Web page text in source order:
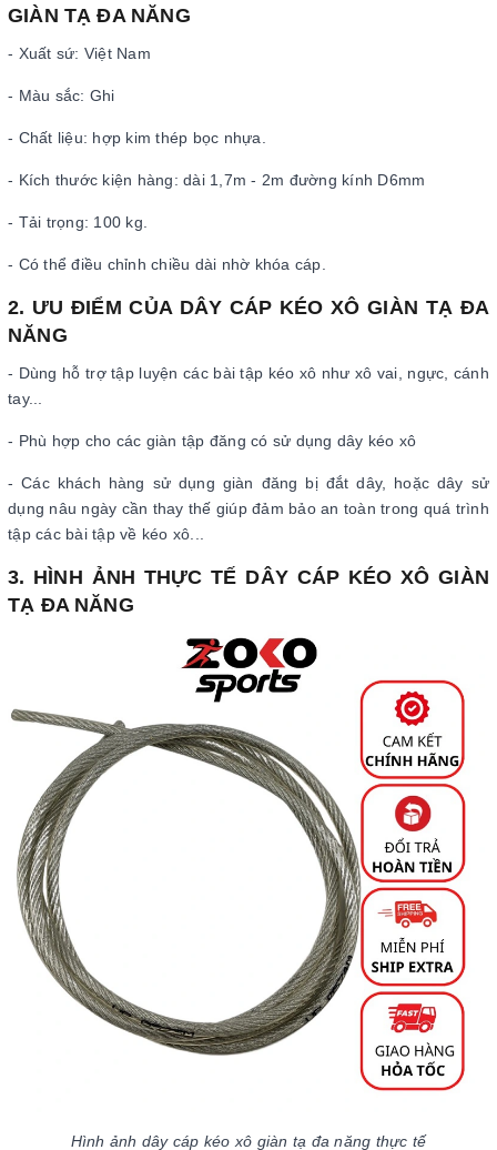
GIÀN TẠ ĐA NĂNG
- Xuất sứ: Việt Nam
- Màu sắc: Ghi
- Chất liệu: hợp kim thép bọc nhựa.
- Kích thước kiện hàng: dài 1,7m - 2m đường kính D6mm
- Tải trọng: 100 kg.
- Có thể điều chỉnh chiều dài nhờ khóa cáp.
2. ƯU ĐIỂM CỦA DÂY CÁP KÉO XÔ GIÀN TẠ ĐA
NĂNG
- Dùng hỗ trợ tập luyện các bài tập kéo xô như xô vai, ngực, cánh
tay...
- Phù hợp cho các giàn tập đăng có sử dụng dây kéo xô
- Các khách hàng sử dụng giàn đăng bị đắt dây, hoặc dây sử
dụng nâu ngày cần thay thế giúp đảm bảo an toàn trong quá trình
tập các bài tập về kéo xô...
3. HÌNH ẢNH THỰC TẾ DÂY CÁP KÉO XÔ GIÀN
TẠ ĐA NĂNG
Hình ảnh dây cáp kéo xô giàn tạ đa năng thực tế